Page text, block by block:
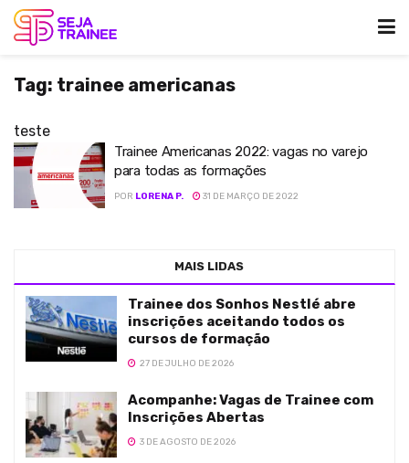
Tag: trainee americanas
teste
Trainee Americanas 2022: vagas no varejo
para todas as formações
POR LORENA P. 31 DE MARÇO DE 2022
MAIS LIDAS
Trainee dos Sonhos Nestlé abre
inscrições aceitando todos os
cursos de formação
27 DE JULHO DE 2026
Acompanhe: Vagas de Trainee com
Inscrições Abertas
3 DE AGOSTO DE 2026